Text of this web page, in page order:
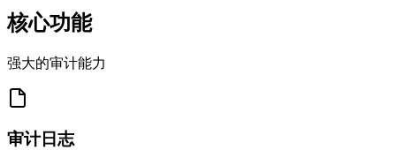
核心功能
强大的审计能力
审计日志